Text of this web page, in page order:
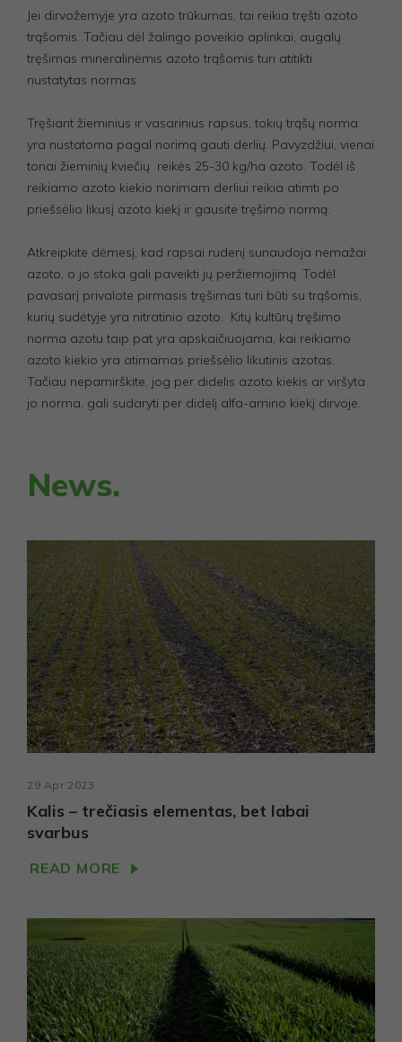
Jei dirvožemyje yra azoto trūkumas, tai reikia tręšti azoto
trąšomis. Tačiau dėl žalingo poveikio aplinkai, augalų
tręšimas mineralinėmis azoto trąšomis turi atitikti
nustatytas normas.
Tręšiant žieminius ir vasarinius rapsus, tokių trąšų norma
yra nustatoma pagal norimą gauti derlių. Pavyzdžiui, vienai
tonai žieminių kviečių reikės 25-30 kg/ha azoto. Todėl iš
reikiamo azoto kiekio norimam derliui reikia atimti po
priešsėlio likusį azoto kiekį ir gausite tręšimo normą.
Atkreipkite dėmesį, kad rapsai rudenį sunaudoja nemažai
azoto, o jo stoka gali paveikti jų peržiemojimą. Todėl
pavasarį privalote pirmasis tręšimas turi būti su trąšomis,
kurių sudėtyje yra nitratinio azoto. Kitų kultūrų tręšimo
norma azotu taip pat yra apskaičiuojama, kai reikiamo
azoto kiekio yra atimamas priešsėlio likutinis azotas.
Tačiau nepamirškite, jog per didelis azoto kiekis ar viršyta
jo norma, gali sudaryti per didelį alfa-amino kiekį dirvoje.
News.
29 Apr 2023
Kalis – trečiasis elementas, bet labai
svarbus
READ MORE